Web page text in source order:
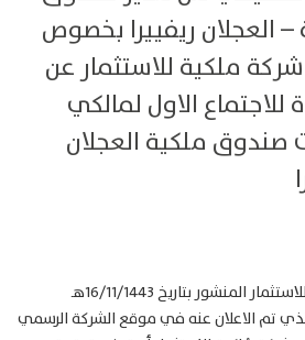
– العجلان ريفييرا بخصوص
شركة ملكية للاستثمار عن
للاجتماع الاول لمالكي
صندوق ملكية العجلان
تصحيحاً لإعلان شركة مُلكية للاستثمار المنشور بتاريخ 16/11/1443هـ
15/06/2022م والذي تم الاعلان عنه في موقع الشركة الرسمي